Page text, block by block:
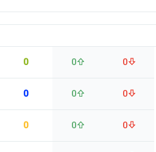
0 0 0
0 0 0
0 0 0